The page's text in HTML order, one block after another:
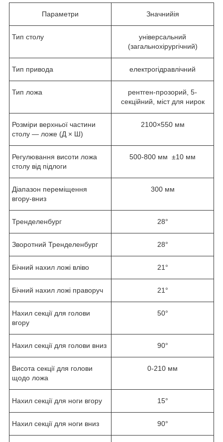
Параметри Значнийія
Тип столу
універсальний
(загальнохірургічний)
Тип привода електрогідравлічний
Тип ложа
рентген-прозорий, 5-
секційний, міст для нирок
Розміри верхньої частини
столу — ложе (Д × Ш)
2100×550 мм
Регулювання висоти ложа
столу від підлоги
500-800 мм ±10 мм
Діапазон переміщення
вгору-вниз
300 мм
Тренделенбург 28°
Зворотний Тренделенбург 28°
Бічний нахил ложі вліво 21°
Бічний нахил ложі праворуч 21°
Нахил секції для голови
вгору
50°
Нахил секції для голови вниз 90°
Висота секції для голови
щодо ложа
0-210 мм
Нахил секції для ноги вгору 15°
Нахил секції для ноги вниз 90°